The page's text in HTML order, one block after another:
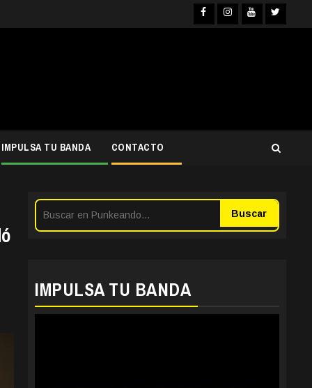
Facebook
Instagram
IMPULSA TU BANDA CONTACTO
Buscar
IMPULSA TU BANDA